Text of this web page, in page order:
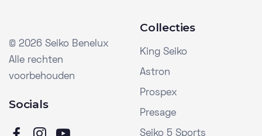
© 2026 Seiko Benelux
Alle rechten
voorbehouden
Socials
Collecties
King Seiko
Astron
Prospex
Presage
Seiko 5 Sports